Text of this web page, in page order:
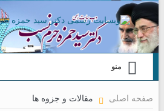
منو
صفحه اصلی مقالات و جزوه ها